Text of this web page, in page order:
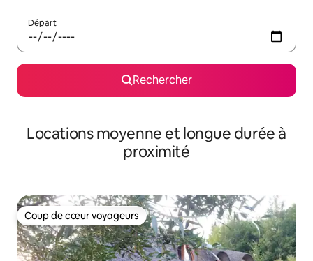
Départ
Rechercher
Locations moyenne et longue durée à
proximité
Coup de cœur voyageurs
Coup de cœur voyageurs